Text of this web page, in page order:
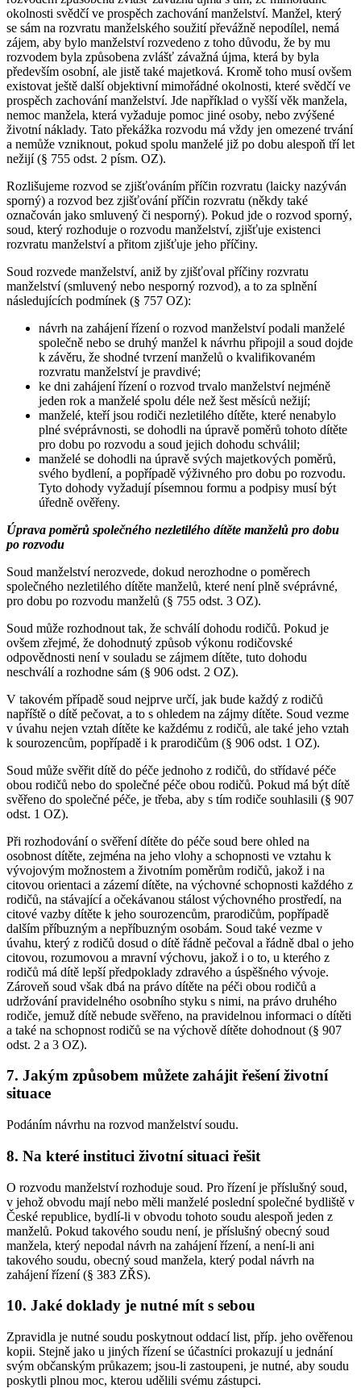
okolnosti svědčí ve prospěch zachování manželství. Manžel, který
se sám na rozvratu manželského soužití převážně nepodílel, nemá
zájem, aby bylo manželství rozvedeno z toho důvodu, že by mu
rozvodem byla způsobena zvlášť závažná újma, která by byla
především osobní, ale jistě také majetková. Kromě toho musí ovšem
existovat ještě další objektivní mimořádné okolnosti, které svědčí ve
prospěch zachování manželství. Jde například o vyšší věk manžela,
nemoc manžela, která vyžaduje pomoc jiné osoby, nebo zvýšené
životní náklady. Tato překážka rozvodu má vždy jen omezené trvání
a nemůže vzniknout, pokud spolu manželé již po dobu alespoň tří let
nežijí (§ 755 odst. 2 písm. OZ).
Rozlišujeme rozvod se zjišťováním příčin rozvratu (laicky nazýván
sporný) a rozvod bez zjišťování příčin rozvratu (někdy také
označován jako smluvený či nesporný). Pokud jde o rozvod sporný,
soud, který rozhoduje o rozvodu manželství, zjišťuje existenci
rozvratu manželství a přitom zjišťuje jeho příčiny.
Soud rozvede manželství, aniž by zjišťoval příčiny rozvratu
manželství (smluvený nebo nesporný rozvod), a to za splnění
následujících podmínek (§ 757 OZ):
návrh na zahájení řízení o rozvod manželství podali manželé
společně nebo se druhý manžel k návrhu připojil a soud dojde
k závěru, že shodné tvrzení manželů o kvalifikovaném
rozvratu manželství je pravdivé;
ke dni zahájení řízení o rozvod trvalo manželství nejméně
jeden rok a manželé spolu déle než šest měsíců nežijí;
manželé, kteří jsou rodiči nezletilého dítěte, které nenabylo
plné svéprávnosti, se dohodli na úpravě poměrů tohoto dítěte
pro dobu po rozvodu a soud jejich dohodu schválil;
manželé se dohodli na úpravě svých majetkových poměrů,
svého bydlení, a popřípadě výživného pro dobu po rozvodu.
Tyto dohody vyžadují písemnou formu a podpisy musí být
úředně ověřeny.
Úprava poměrů společného nezletilého dítěte manželů pro dobu
po rozvodu
Soud manželství nerozvede, dokud nerozhodne o poměrech
společného nezletilého dítěte manželů, které není plně svéprávné,
pro dobu po rozvodu manželů (§ 755 odst. 3 OZ).
Soud může rozhodnout tak, že schválí dohodu rodičů. Pokud je
ovšem zřejmé, že dohodnutý způsob výkonu rodičovské
odpovědnosti není v souladu se zájmem dítěte, tuto dohodu
neschválí a rozhodne sám (§ 906 odst. 2 OZ).
V takovém případě soud nejprve určí, jak bude každý z rodičů
napříště o dítě pečovat, a to s ohledem na zájmy dítěte. Soud vezme
v úvahu nejen vztah dítěte ke každému z rodičů, ale také jeho vztah
k sourozencům, popřípadě i k prarodičům (§ 906 odst. 1 OZ).
Soud může svěřit dítě do péče jednoho z rodičů, do střídavé péče
obou rodičů nebo do společné péče obou rodičů. Pokud má být dítě
svěřeno do společné péče, je třeba, aby s tím rodiče souhlasili (§ 907
odst. 1 OZ).
Při rozhodování o svěření dítěte do péče soud bere ohled na
osobnost dítěte, zejména na jeho vlohy a schopnosti ve vztahu k
vývojovým možnostem a životním poměrům rodičů, jakož i na
citovou orientaci a zázemí dítěte, na výchovné schopnosti každého z
rodičů, na stávající a očekávanou stálost výchovného prostředí, na
citové vazby dítěte k jeho sourozencům, prarodičům, popřípadě
dalším příbuzným a nepříbuzným osobám. Soud také vezme v
úvahu, který z rodičů dosud o dítě řádně pečoval a řádně dbal o jeho
citovou, rozumovou a mravní výchovu, jakož i o to, u kterého z
rodičů má dítě lepší předpoklady zdravého a úspěšného vývoje.
Zároveň soud však dbá na právo dítěte na péči obou rodičů a
udržování pravidelného osobního styku s nimi, na právo druhého
rodiče, jemuž dítě nebude svěřeno, na pravidelnou informaci o dítěti
a také na schopnost rodičů se na výchově dítěte dohodnout (§ 907
odst. 2 a 3 OZ).
7. Jakým způsobem můžete zahájit řešení životní
situace
Podáním návrhu na rozvod manželství soudu.
8. Na které instituci životní situaci řešit
O rozvodu manželství rozhoduje soud. Pro řízení je příslušný soud,
v jehož obvodu mají nebo měli manželé poslední společné bydliště v
České republice, bydlí-li v obvodu tohoto soudu alespoň jeden z
manželů. Pokud takového soudu není, je příslušný obecný soud
manžela, který nepodal návrh na zahájení řízení, a není-li ani
takového soudu, obecný soud manžela, který podal návrh na
zahájení řízení (§ 383 ZŘS).
10. Jaké doklady je nutné mít s sebou
Zpravidla je nutné soudu poskytnout oddací list, příp. jeho ověřenou
kopii. Stejně jako u jiných řízení se účastníci prokazují u jednání
svým občanským průkazem; jsou-li zastoupeni, je nutné, aby soudu
poskytli plnou moc, kterou udělili svému zástupci.